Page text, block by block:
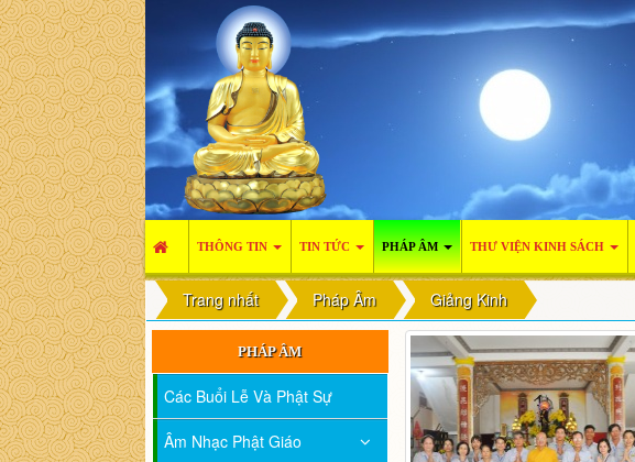
THÔNG TIN TIN TỨC PHÁP ÂM THƯ VIỆN KINH SÁCH
Trang nhất Pháp Âm Giảng Kinh
PHÁP ÂM
Các Buổi Lễ Và Phật Sự
Âm Nhạc Phật Giáo